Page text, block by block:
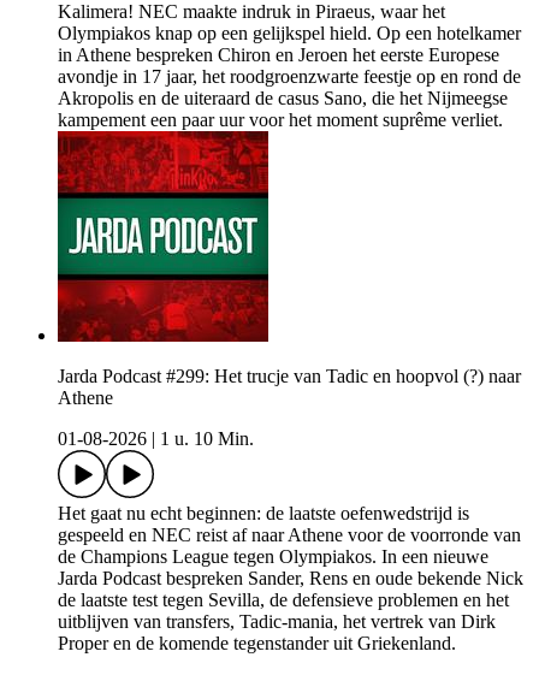
Kalimera! NEC maakte indruk in Piraeus, waar het
Olympiakos knap op een gelijkspel hield. Op een hotelkamer
in Athene bespreken Chiron en Jeroen het eerste Europese
avondje in 17 jaar, het roodgroenzwarte feestje op en rond de
Akropolis en de uiteraard de casus Sano, die het Nijmeegse
kampement een paar uur voor het moment suprême verliet.
Jarda Podcast #299: Het trucje van Tadic en hoopvol (?) naar
Athene
01-08-2026
1 u. 10 Min.
Het gaat nu echt beginnen: de laatste oefenwedstrijd is
gespeeld en NEC reist af naar Athene voor de voorronde van
de Champions League tegen Olympiakos. In een nieuwe
Jarda Podcast bespreken Sander, Rens en oude bekende Nick
de laatste test tegen Sevilla, de defensieve problemen en het
uitblijven van transfers, Tadic-mania, het vertrek van Dirk
Proper en de komende tegenstander uit Griekenland.